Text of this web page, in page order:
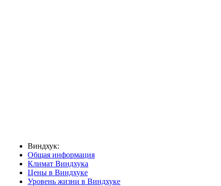
Виндхук:
Общая информация
Климат Виндхука
Цены в Виндхуке
Уровень жизни в Виндхуке